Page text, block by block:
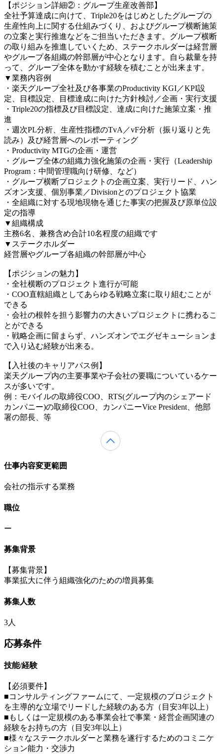
【ポジション詳細②：グループ生産改善部】
全社予算達成に向けて、Triple20をはじめとしたグループの
生産性向上に関する仕組みづくり、およびグループ横断施策
の立案と実行推進などをご担当いただきます。グループ横断
の取り組みを推進していくため、ステークホルダーは経営層
やグループ各組織の幹部層が中心となります。自ら裁量を持
って、グループ全体を動かす経験を積むことが出来ます。
▼業務内容例
・楽天グループ全社及び各事業のProductivity KGI／KPI設
定、目標設定、目標達成に向けた方針検討／企画・実行支援
・Triple20の指標及び目標設定、達成に向けた施策立案・推
進
・週次PL分析、生産性指標のTvA／vF分析（振り返りと先
読み）及び経営層へのレポーティング
・Productivity MTGの企画・運営
・グループ全体の組織力強化施策の企画・実行（Leadership
Program：中間管理職向け研修、など）
・グループ横断プロジェクトの企画立案、実行リード、ハン
ズオン支援、個別事業／Divisionとのプロジェクト協業
・全組織に対する現地現物を通じた事実の把握及び原単位設
定の指導
▼組織構成
主務6名、兼務含め合計10名程度の組織です
▼ステークホルダー
経営層やグループ各組織の幹部層が中心
【ポジションの魅力】
・全社横断のプロジェクト進行が可能
・COO直轄組織としてあらゆる戦略立案に取り組むことが
できる
・会社の根幹を担う影響力の大きいプロジェクトに携わるこ
とができる
・戦略企画に留まらず、ハンズオンでエグゼキューションま
で入り込む経験が出来る。
【入社後のキャリアパス例】
楽天グループ内の主要事業や子会社の要職についているケー
スが多いです。
例：モバイルの取締役COO、RTS(グループ内のシェアード
カンパニー)の取締役COO、カンパニーVice President、他部
署の部長、等
仕事内容変更範囲
会社の指示する業務
職位
ー
募集背景
【募集背景】
事業拡大に伴う組織強化のための増員募集
募集人数
3人
応募条件
技能/経験
【必須要件】
■コンサルティングファームにて、一定規模のプロジェクト
を主導的な立場でリードした経験のある方（目安3年以上）
■もしくは一定規模のある事業会社で事業・経営企画関連の
経験をお持ちの方（目安3年以上）
■様々なステークホルダーと業務を遂行するためのコミニケ
ション能力・交渉力